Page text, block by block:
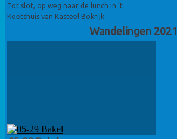
Tot slot, op weg naar de lunch in ’t
Koetshuis van Kasteel Bokrijk
Wandelingen 2021